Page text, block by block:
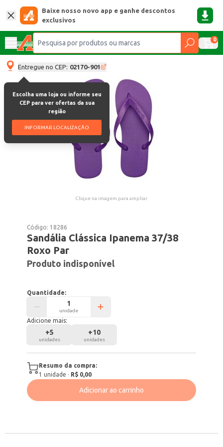
Baixe nosso novo app e ganhe descontos
exclusivos
0
Entregue no CEP: 02170-901
Escolha uma loja ou informe seu
CEP para ver ofertas da sua
região
INFORMAR LOCALIZAÇÃO
Clique na imagem para ampliar.
Código: 18286
Sandália Clássica Ipanema 37/38
Roxo Par
Produto indisponível
Quantidade:
unidade
Adicione mais:
+5
unidades
+10
unidades
Resumo da compra:
1 unidade · R$ 0,00
Adicionar ao carrinho